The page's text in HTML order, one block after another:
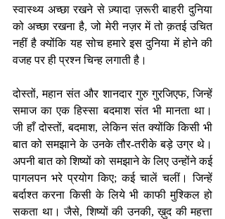
स्वास्थ्य अच्छा रखने से ज़्यादा ज़रूरी बाहरी दुनिया
को अच्छा रखना है, जो मेरी नज़र में तो क़तई उचित
नहीं है क्योंकि यह सोच हमारे इस दुनिया में होने की
वजह पर ही प्रश्न चिन्ह लगाती है।
दोस्तों, महान संत और शानदार गुरु गुरजिएफ, जिन्हें
समाज का एक हिस्सा बदमाश संत भी मानता था।
जी हाँ दोस्तों, बदमाश, लेकिन संत क्योंकि किसी भी
बात को समझाने के उनके तौर-तरीके बड़े उग्र थे।
अपनी बात को शिष्यों को समझाने के लिए उन्होंने कई
पागलपन भरे प्रयोग किए; कई चालें चलीं। जिन्हें
बर्दाश्त करना किसी के लिये भी काफी मुश्किल हो
सकता था। जैसे, शिष्यों की उनकी, ख़ुद की महत्ता